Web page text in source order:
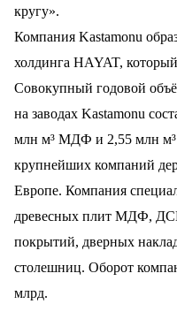
кругу».
Компания Kastamonu
холдинга HAYAT,
Совокупный годовой
на заводах Kastamonu
млн м³ МДФ и 2,55 млн м³
крупнейших компаний
Европе. Компания
древесных плит МДФ,
покрытий, дверных
столешниц. Оборот
млрд.